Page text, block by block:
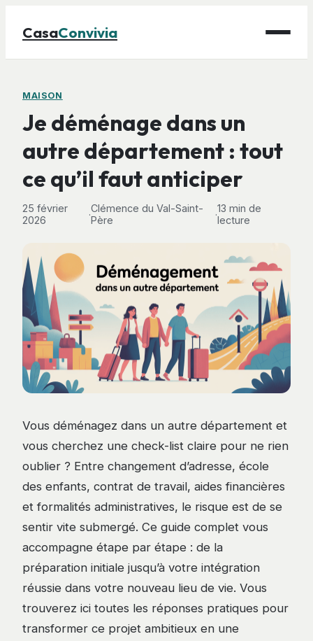
CasaConvivia
Maison
Bricolage
Déco
Gastronomie
MAISON
Je déménage dans un
autre département : tout
ce qu’il faut anticiper
25 février
2026
·Clémence du Val-Saint-
Père
·13 min de
lecture
Vous déménagez dans un autre département et
vous cherchez une check-list claire pour ne rien
oublier ? Entre changement d’adresse, école
des enfants, contrat de travail, aides financières
et formalités administratives, le risque est de se
sentir vite submergé. Ce guide complet vous
accompagne étape par étape : de la
préparation initiale jusqu’à votre intégration
réussie dans votre nouveau lieu de vie. Vous
trouverez ici toutes les réponses pratiques pour
transformer ce projet ambitieux en une